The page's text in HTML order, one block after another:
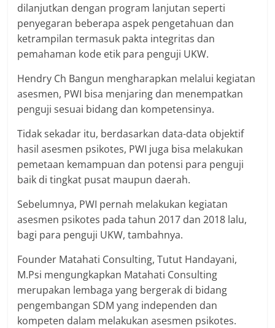
dilanjutkan dengan program lanjutan seperti
penyegaran beberapa aspek pengetahuan dan
ketrampilan termasuk pakta integritas dan
pemahaman kode etik para penguji UKW.
Hendry Ch Bangun mengharapkan melalui kegiatan
asesmen, PWI bisa menjaring dan menempatkan
penguji sesuai bidang dan kompetensinya.
Tidak sekadar itu, berdasarkan data-data objektif
hasil asesmen psikotes, PWI juga bisa melakukan
pemetaan kemampuan dan potensi para penguji
baik di tingkat pusat maupun daerah.
Sebelumnya, PWI pernah melakukan kegiatan
asesmen psikotes pada tahun 2017 dan 2018 lalu,
bagi para penguji UKW, tambahnya.
Founder Matahati Consulting, Tutut Handayani,
M.Psi mengungkapkan Matahati Consulting
merupakan lembaga yang bergerak di bidang
pengembangan SDM yang independen dan
kompeten dalam melakukan asesmen psikotes.